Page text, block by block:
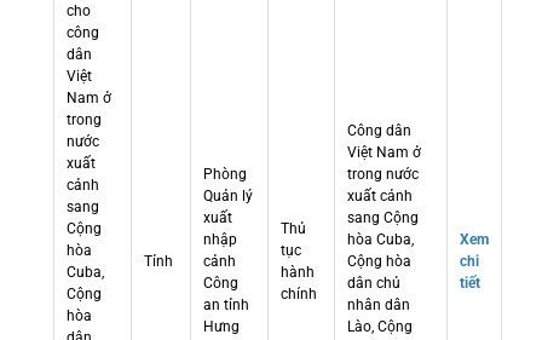
cho
công
dân
Việt
Nam ở
trong
nước
xuất
cảnh
sang
Cộng
hòa
Cuba,
Cộng
hòa
Tỉnh
Phòng
Quản lý
xuất
nhập
cảnh
Công
an tỉnh
Hưng
Thủ
tục
hành
chính
Công dân
Việt Nam ở
trong nước
xuất cảnh
sang Cộng
hòa Cuba,
Cộng hòa
dân chủ
nhân dân
Lào, Cộng
Xem
chi
tiết